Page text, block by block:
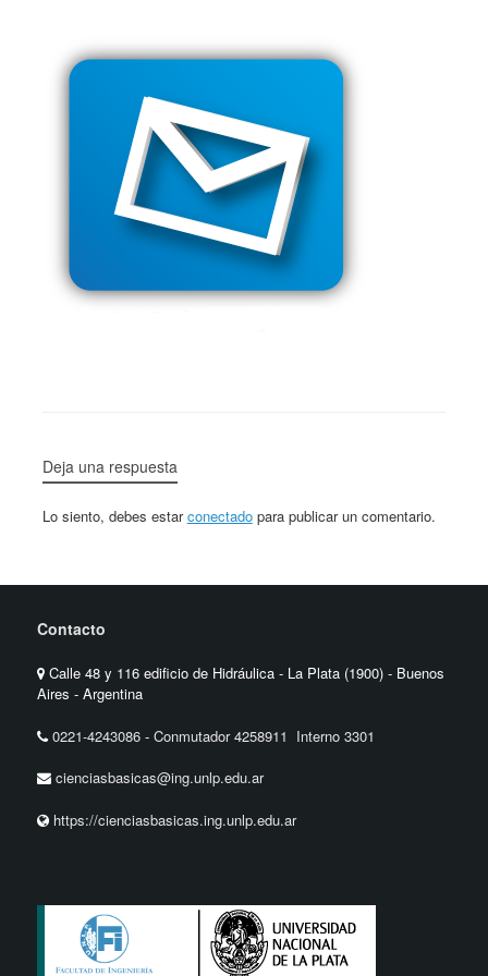
Deja una respuesta
Lo siento, debes estarconectadopara publicar un comentario.
Contacto
Calle 48 y 116 edificio de Hidráulica - La Plata (1900) - Buenos
Aires - Argentina
0221-4243086 -Conmutador 4258911 Interno 3301
cienciasbasicas@ing.unlp.edu.ar
https://cienciasbasicas.ing.unlp.edu.ar